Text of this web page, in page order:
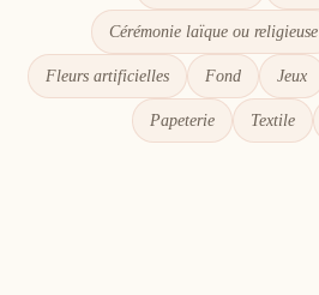
Cérémonie laïque ou religieuse
Fleurs artificielles Fond Jeux
Papeterie Textile